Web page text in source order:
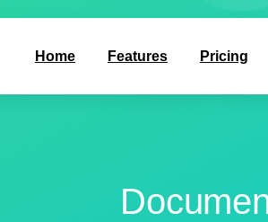
Home Features Pricing